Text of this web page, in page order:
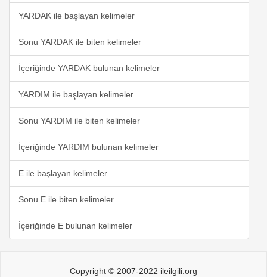
YARDAK ile başlayan kelimeler
Sonu YARDAK ile biten kelimeler
İçeriğinde YARDAK bulunan kelimeler
YARDIM ile başlayan kelimeler
Sonu YARDIM ile biten kelimeler
İçeriğinde YARDIM bulunan kelimeler
E ile başlayan kelimeler
Sonu E ile biten kelimeler
İçeriğinde E bulunan kelimeler
Copyright © 2007-2022 ileilgili.org